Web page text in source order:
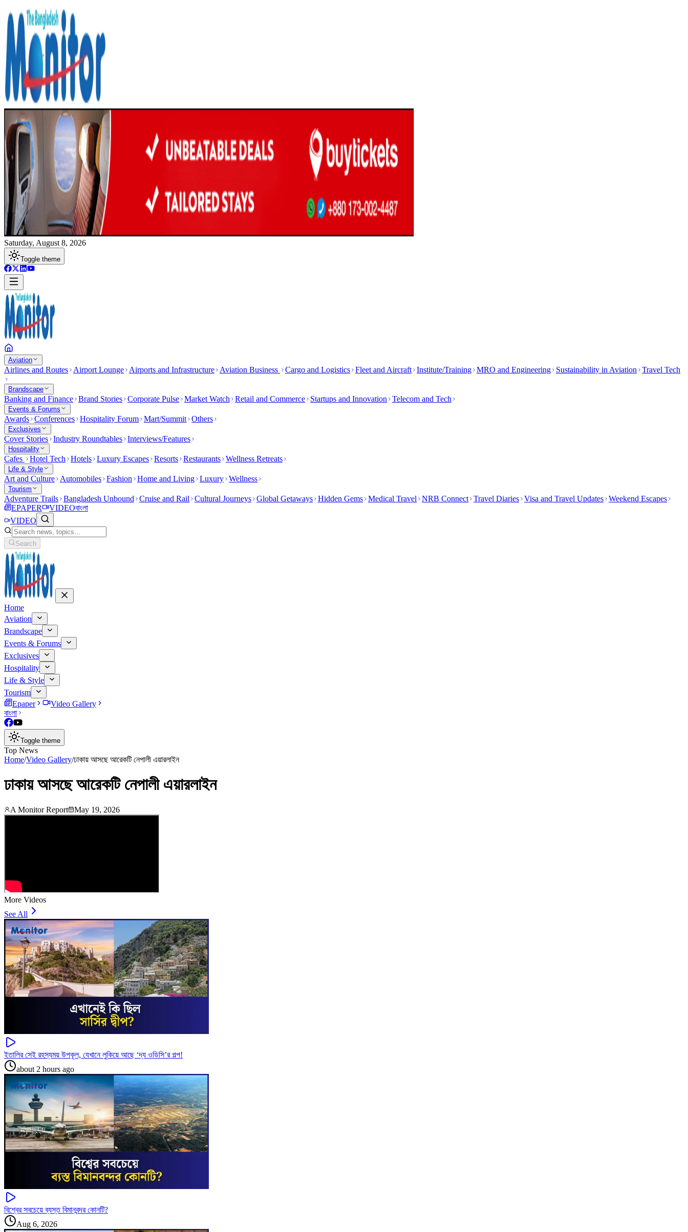
Saturday, August 8, 2026
Toggle theme
Aviation
Airlines and Routes Airport Lounge Airports and Infrastructure Aviation Business Cargo and Logistics Fleet and Aircraft Institute/Training MRO and Engineering Sustainability in Aviation Travel Tech
Brandscape
Banking and Finance Brand Stories Corporate Pulse Market Watch Retail and Commerce Startups and Innovation Telecom and Tech
Events & Forums
Awards Conferences Hospitality Forum Mart/Summit Others
Exclusives
Cover Stories Industry Roundtables Interviews/Features
Hospitality
Cafes Hotel Tech Hotels Luxury Escapes Resorts Restaurants Wellness Retreats
Life & Style
Art and Culture Automobiles Fashion Home and Living Luxury Wellness
Tourism
Adventure Trails Bangladesh Unbound Cruise and Rail Cultural Journeys Global Getaways Hidden Gems Medical Travel NRB Connect Travel Diaries Visa and Travel Updates Weekend Escapes
EPAPER
VIDEOবাংলা
VIDEO
Search
Home
Aviation
Brandscape
Events & Forums
Exclusives
Hospitality
Life & Style
Tourism
Epaper
Video Gallery
বাংলা
Toggle theme
Top News
Home/Video Gallery/ঢাকায় আসছে আরেকটি নেপালী এয়ারলাইন
ঢাকায় আসছে আরেকটি নেপালী এয়ারলাইন
A Monitor Report May 19, 2026
More Videos
See All
ইতালির সেই রহস্যময় উপকূল, যেখানে লুকিয়ে আছে ‘দ্য ওডিসি’র গল্প!
about 2 hours ago
বিশ্বের সবচেয়ে ব্যস্ত বিমানবন্দর কোনটি?
Aug 6, 2026